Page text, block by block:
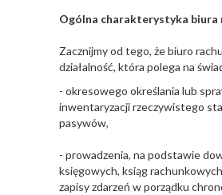
Ogólna charakterystyka biura
Zacznijmy od tego, że biuro
działalność, która polega na
- okresowego określania lub
inwentaryzacji rzeczywistego
pasywów,
- prowadzenia, na podstawie
księgowych, ksiąg
zapisy zdarzeń w porządku